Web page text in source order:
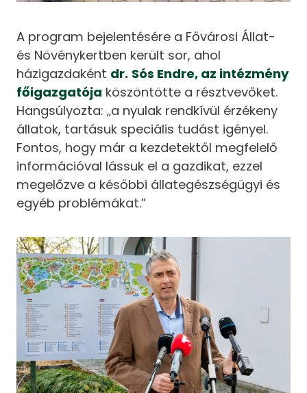
A program bejelentésére a Fővárosi Állat-
és Növénykertben került sor, ahol
házigazdaként dr. Sós Endre, az intézmény
főigazgatója köszöntötte a résztvevőket.
Hangsúlyozta: „a nyulak rendkívül érzékeny
állatok, tartásuk speciális tudást igényel.
Fontos, hogy már a kezdetektől megfelelő
információval lássuk el a gazdikat, ezzel
megelőzve a későbbi állategészségügyi és
egyéb problémákat.”